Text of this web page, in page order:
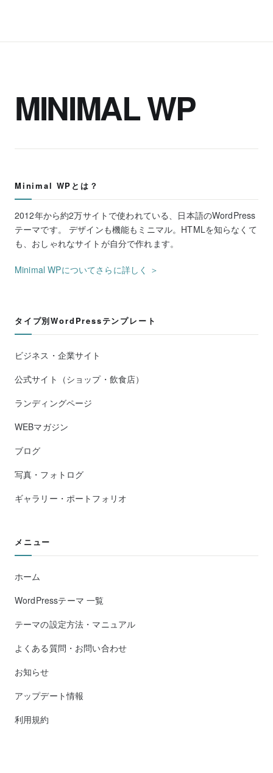
MINIMAL WP
Minimal WPとは？
2012年から約2万サイトで使われている、日本語のWordPress
テーマです。 デザインも機能もミニマル。HTMLを知らなくて
も、おしゃれなサイトが自分で作れます。
Minimal WPについてさらに詳しく ＞
タイプ別WordPressテンプレート
ビジネス・企業サイト
公式サイト（ショップ・飲食店）
ランディングページ
WEBマガジン
ブログ
写真・フォトログ
ギャラリー・ポートフォリオ
メニュー
ホーム
WordPressテーマ 一覧
テーマの設定方法・マニュアル
よくある質問・お問い合わせ
お知らせ
アップデート情報
利用規約